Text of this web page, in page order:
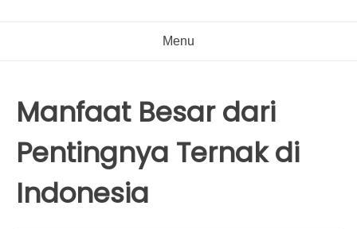
Menu
Manfaat Besar dari
Pentingnya Ternak di
Indonesia